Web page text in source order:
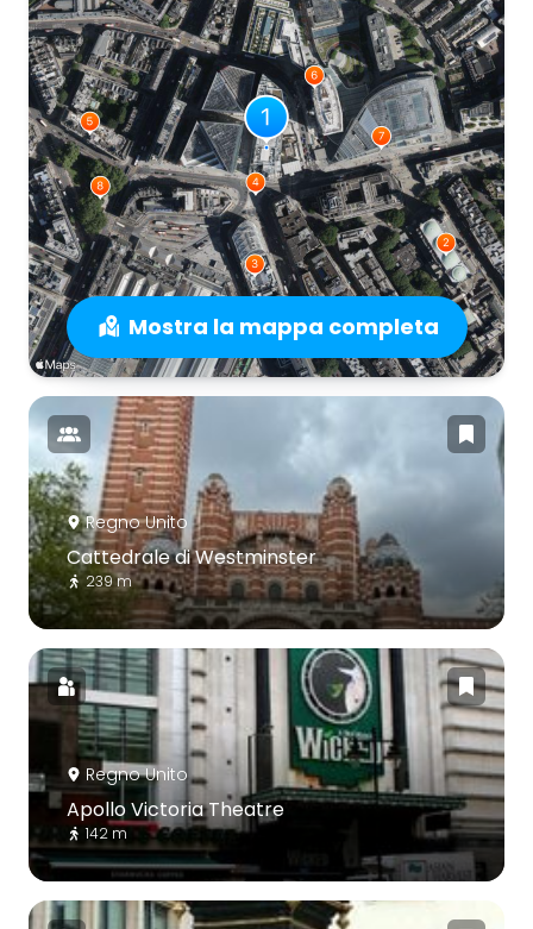
Mostra la mappa completa
Regno Unito
Cattedrale di Westminster
239 m
Regno Unito
Apollo Victoria Theatre
142 m